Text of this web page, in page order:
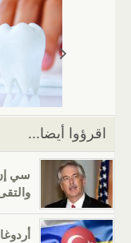
k
er
e
اقرؤوا أيضا...
سي إن